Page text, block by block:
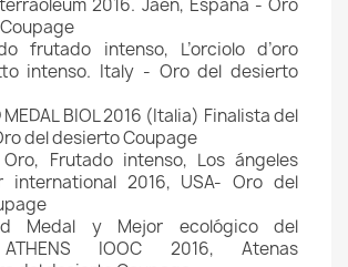
2016. Jaen, España - Oro
frutado intenso, L’orciolo d’oro
intenso. Italy - Oro del desierto
MEDAL BIOL 2016 (Italia) Finalista del
del desierto Coupage
Frutado intenso, Los ángeles
international 2016, USA- Oro del
Medal y Mejor ecológico del
IOOC 2016, Atenas